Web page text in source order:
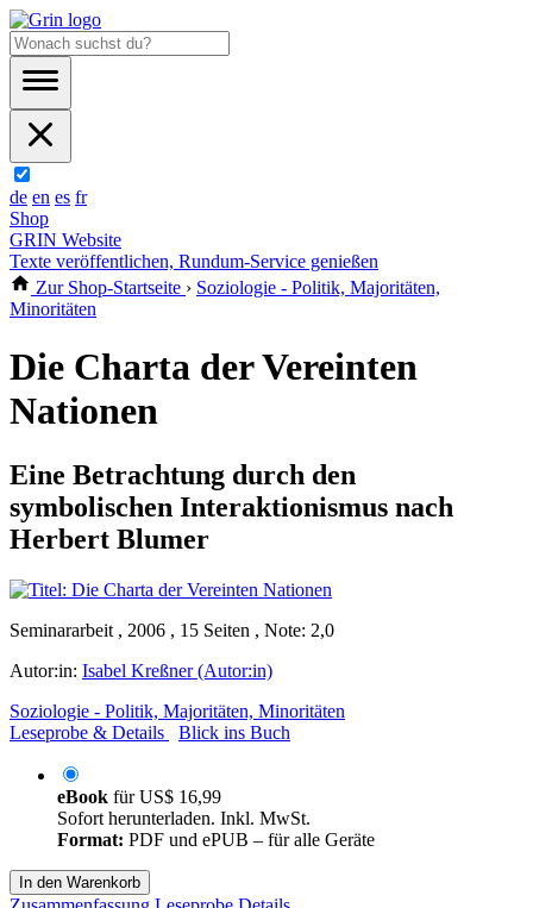
de en es fr
Shop
GRIN Website
Texte veröffentlichen, Rundum-Service genießen
Zur Shop-Startseite › Soziologie - Politik, Majoritäten,
Minoritäten
Die Charta der Vereinten
Nationen
Eine Betrachtung durch den
symbolischen Interaktionismus nach
Herbert Blumer
Seminararbeit , 2006 , 15 Seiten , Note: 2,0
Autor:in: Isabel Kreßner (Autor:in)
Soziologie - Politik, Majoritäten, Minoritäten
Leseprobe & Details
Blick ins Buch
eBook fürUS$ 16,99
Sofort herunterladen. Inkl. MwSt.
Format: PDF und ePUB – für alle Geräte
In den Warenkorb